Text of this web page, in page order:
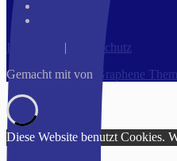
Impressum |
Datenschutz
Gemacht mit von Graphene
Diese Website benutzt Cookies.